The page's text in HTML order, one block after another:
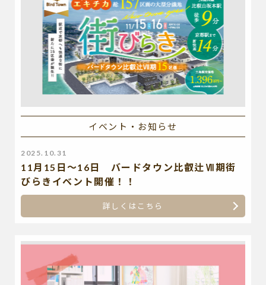
イベント・お知らせ
2025.10.31
11月15日～16日 バードタウン比叡辻Ⅶ期街
びらきイベント開催！！
詳しくはこちら